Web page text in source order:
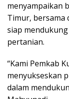
menyampaikan
Timur, bersama
siap
pertanian.
“Kami Pemkab
menyukseskan
dalam